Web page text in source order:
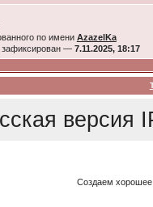
по имени AzazelKa
зафиксирован — 7.11.2025, 18:17
версия
Создаем